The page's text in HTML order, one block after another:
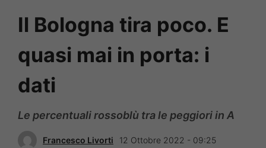
Il Bologna tira poco. E
quasi mai in porta: i
dati
Le percentuali rossoblù tra le peggiori in A
Francesco Livorti 12 Ottobre 2022 - 09:25